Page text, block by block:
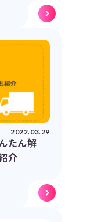
2022.03.29
たん解
介